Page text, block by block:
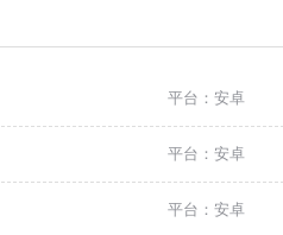
平台：安卓
平台：安卓
平台：安卓